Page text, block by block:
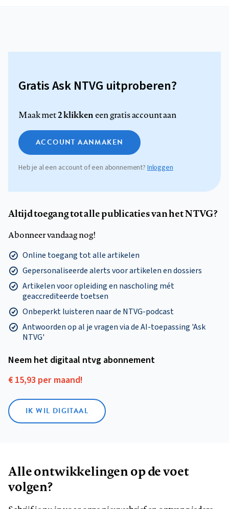
Gratis Ask NTVG uitproberen?
Maak met2 klikkeneen gratis account aan
ACCOUNT AANMAKEN
Heb je al een account of een abonnement? Inloggen
Altijd toegang tot alle publicaties van het NTVG?
Abonneer vandaag nog!
Online toegang tot alle artikelen
Gepersonaliseerde alerts voor artikelen en dossiers
Artikelen voor opleiding en nascholing mét
geaccrediteerde toetsen
Onbeperkt luisteren naar de NTVG-podcast
Antwoorden op al je vragen via de AI-toepassing 'Ask
NTVG'
Neem het digitaal ntvg abonnement
€ 15,93 per maand!
IK WIL DIGITAAL
Alle ontwikkelingen op de voet
volgen?